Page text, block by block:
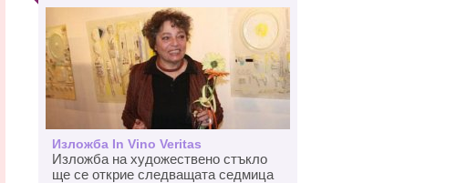
Изложба In Vino Veritas
Изложба на художествено стъкло
ще се открие следващата седмица